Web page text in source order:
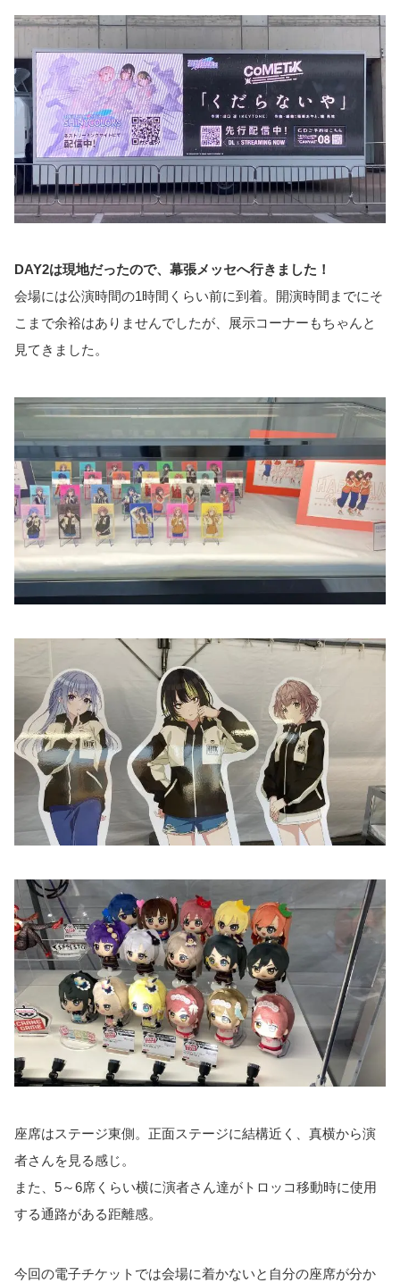
DAY2は現地だったので、幕張メッセへ行きました！
会場には公演時間の1時間くらい前に到着。開演時間までにそ
こまで余裕はありませんでしたが、展示コーナーもちゃんと
見てきました。
座席はステージ東側。正面ステージに結構近く、真横から演
者さんを見る感じ。
また、5～6席くらい横に演者さん達がトロッコ移動時に使用
する通路がある距離感。
今回の電子チケットでは会場に着かないと自分の座席が分か